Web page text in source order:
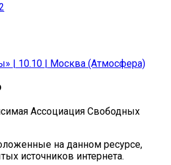
Ассоциация Свободных
на данном ресурсе,
источников интернета.